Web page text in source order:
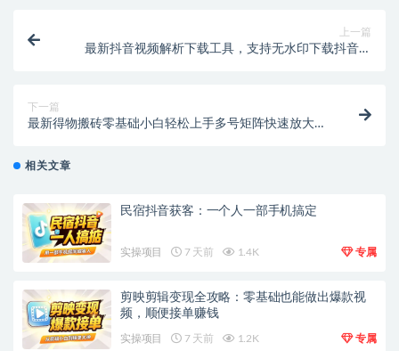
上一篇
最新抖音视频解析下载工具，支持无水印下载抖音视
下一篇
最新得物搬砖零基础小白轻松上手多号矩阵快速放大变
相关文章
民宿抖音获客：一个人一部手机搞定
实操项目 7 天前 1.4K 专属
剪映剪辑变现全攻略：零基础也能做出爆款视
频，顺便接单赚钱
实操项目 7 天前 1.2K 专属